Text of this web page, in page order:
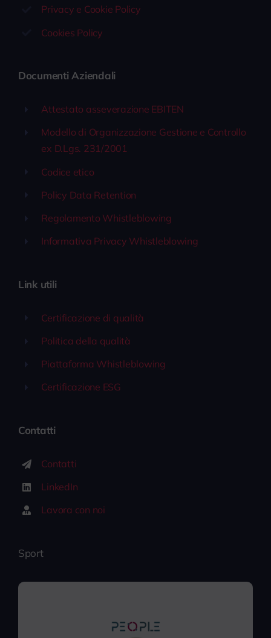
Privacy e Cookie Policy
Cookies Policy
Documenti Aziendali
Attestato asseverazione EBITEN
Modello di Organizzazione Gestione e Controllo
ex D.Lgs. 231/2001
Codice etico
Policy Data Retention
Regolamento Whistleblowing
Informativa Privacy Whistleblowing
Link utili
Certificazione di qualità
Politica della qualità
Piattaforma Whistleblowing
Certificazione ESG
Contatti
Contatti
LinkedIn
Lavora con noi
Sport